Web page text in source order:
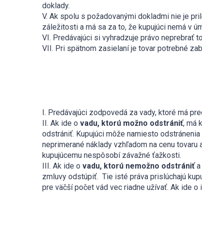
doklady.
V. Ak spolu s požadovanými dokladmi nie je
záležitosti a má sa za to, že kupujúci nemá v
VI. Predávajúci si vyhradzuje právo neprebrať
VII. Pri spätnom zasielaní je tovar potrebné
I. Predávajúci zodpovedá za vady, ktoré má
II. Ak ide o vadu, ktorú možno odstrániť, má
odstrániť. Kupujúci môže namiesto
neprimerané náklady vzhľadom na cenu
kupujúcemu nespôsobí závažné ťažkosti.
III. Ak ide o vadu, ktorú nemožno odstrániťa
zmluvy odstúpiť. Tie isté práva prislúchajú
pre väčší počet vád vec riadne užívať. Ak ide o